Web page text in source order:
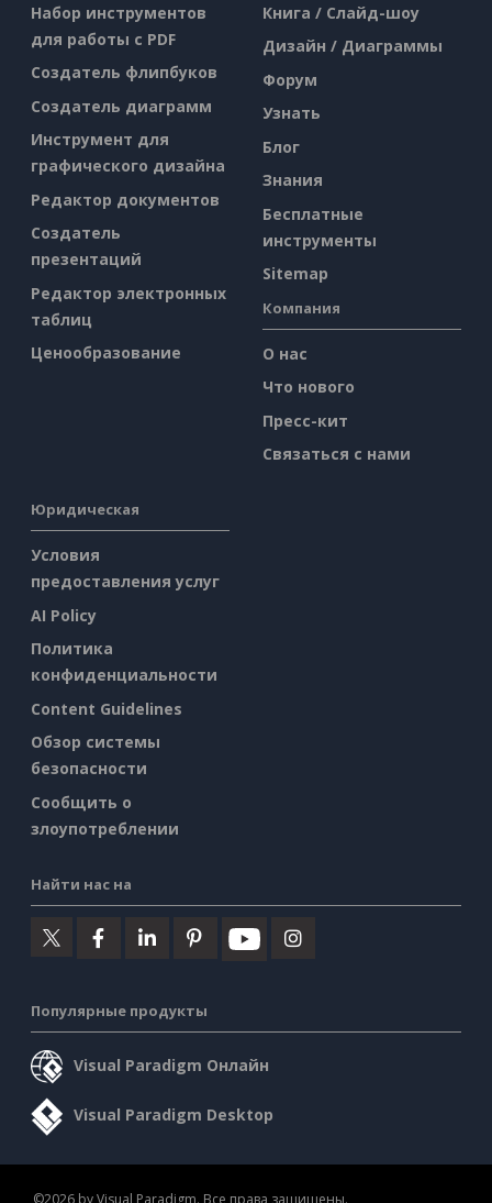
Набор инструментов
для работы с PDF
Создатель флипбуков
Создатель диаграмм
Инструмент для
графического дизайна
Редактор документов
Создатель
презентаций
Редактор электронных
таблиц
Ценообразование
Книга / Слайд-шоу
Дизайн / Диаграммы
Форум
Узнать
Блог
Знания
Бесплатные
инструменты
Sitemap
Компания
О нас
Что нового
Пресс-кит
Связаться с нами
Юридическая
Условия
предоставления услуг
AI Policy
Политика
конфиденциальности
Content Guidelines
Обзор системы
безопасности
Сообщить о
злоупотреблении
Найти нас на
Популярные продукты
Visual Paradigm Онлайн
Visual Paradigm Desktop